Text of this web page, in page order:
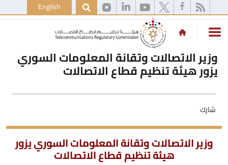
English
وزير الاتصالات وتقانة المعلومات السوري
يزور هيئة تنظيم قطاع الاتصالات
شارك
وزير الاتصالات وتقانة المعلومات السوري يزور
هيئة تنظيم قطاع الاتصالات